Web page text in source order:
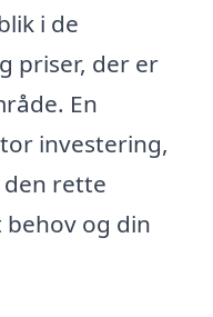
i de
priser, der er
En
investering,
rette
og din